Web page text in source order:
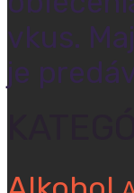
vkus.
je